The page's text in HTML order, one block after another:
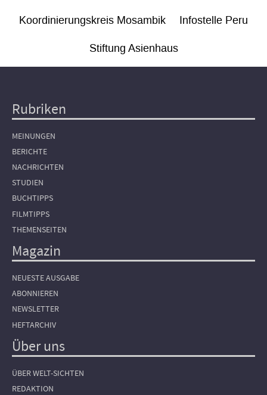
Koordinierungskreis Mosambik Infostelle Peru
Stiftung Asienhaus
Hauptnavigation
Rubriken
MEINUNGEN
BERICHTE
NACHRICHTEN
STUDIEN
BUCHTIPPS
FILMTIPPS
THEMENSEITEN
Magazin
NEUESTE AUSGABE
ABONNIEREN
NEWSLETTER
HEFTARCHIV
Über uns
ÜBER WELT-SICHTEN
REDAKTION